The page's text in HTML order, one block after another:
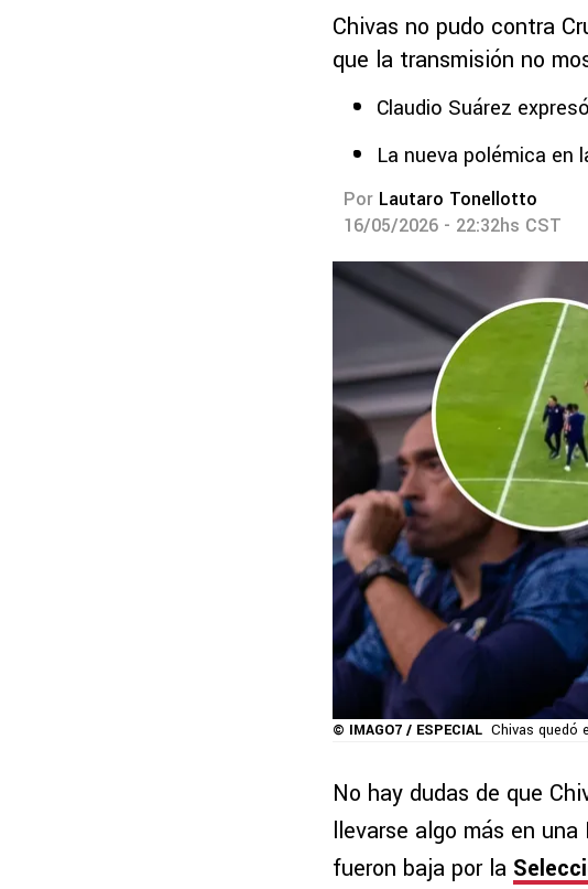
Chivas no pudo contra
que la transmisión no
Claudio Suárez
La nueva polémica en
Por Lautaro Tonellotto
16/05/2026 - 22:32hs CST
© IMAGO7 / ESPECIAL Chivas quedó
No hay dudas de que
llevarse algo más en
fueron baja por la